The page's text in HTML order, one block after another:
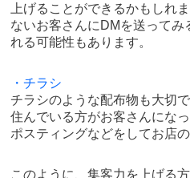
上げることができるかもしれ
ないお客さんにDMを送ってみ
れる可能性もあります。
・チラシ
チラシのような配布物も大切
住んでいる方がお客さんにな
ポスティングなどをしてお店
このように、集客力を上げる